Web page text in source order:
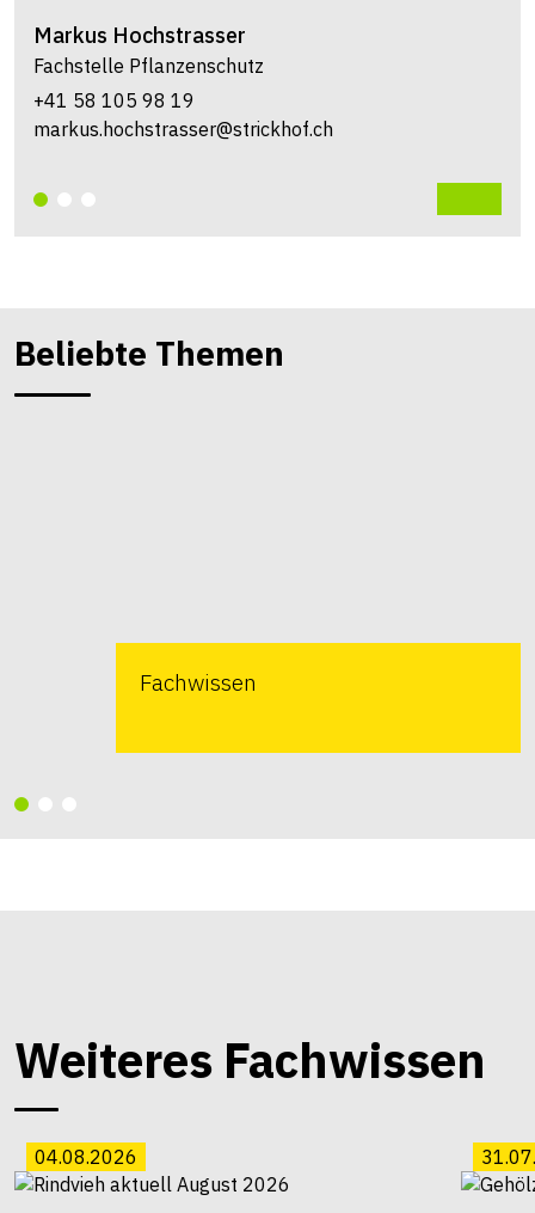
Markus Hochstrasser
Fachstelle Pflanzenschutz
+41 58 105 98 19
markus.hochstrasser@strickhof.ch
Beliebte Themen
Fachwissen
Weiteres Fachwissen
04.08.2026